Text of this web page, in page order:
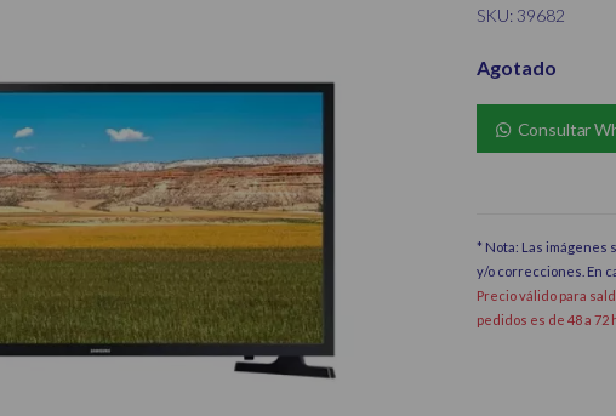
SKU: 39682
Agotado
Consultar
* Nota: Las
y/o correcciones. En
Precio válido para
pedidos es de 48 a 72